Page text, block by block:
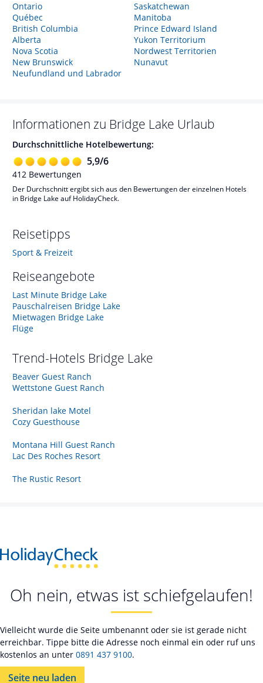
Ontario
Québec
British Columbia
Alberta
Nova Scotia
New Brunswick
Neufundland und Labrador
Saskatchewan
Manitoba
Prince Edward Island
Yukon Territorium
Nordwest Territorien
Nunavut
Informationen zu Bridge Lake Urlaub
Durchschnittliche Hotelbewertung:
5,9/6
412 Bewertungen
Der Durchschnitt ergibt sich aus den Bewertungen der einzelnen Hotels
in Bridge Lake auf HolidayCheck.
Reisetipps
Sport & Freizeit
Reiseangebote
Last Minute Bridge Lake
Pauschalreisen Bridge Lake
Mietwagen Bridge Lake
Flüge
Trend-Hotels Bridge Lake
Beaver Guest Ranch
Wettstone Guest Ranch
Sheridan lake Motel
Cozy Guesthouse
Montana Hill Guest Ranch
Lac Des Roches Resort
The Rustic Resort
Oh nein, etwas ist schiefgelaufen!
Vielleicht wurde die Seite umbenannt oder sie ist gerade nicht
erreichbar. Tippe bitte die Adresse noch einmal ein oder ruf uns
kostenlos an unter 0891 437 9100.
Seite neu laden